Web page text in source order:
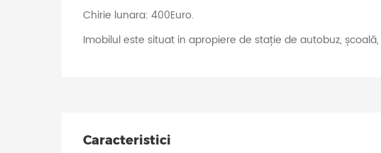
Chirie lunara: 400Euro.
Imobilul este situat in apropiere de stație de autobuz,
Caracteristici